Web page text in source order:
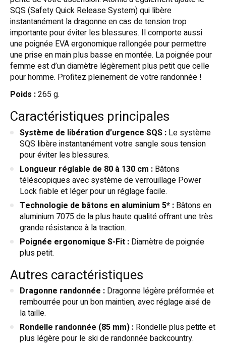
SQS (Safety Quick Release System) qui libère
instantanément la dragonne en cas de tension trop
importante pour éviter les blessures. Il comporte aussi
une poignée EVA ergonomique rallongée pour permettre
une prise en main plus basse en montée. La poignée pour
femme est d’un diamètre légèrement plus petit que celle
pour homme. Profitez pleinement de votre randonnée !
Poids :265 g.
Caractéristiques principales
Système de libération d’urgence SQS : Le système
SQS libère instantanément votre sangle sous tension
pour éviter les blessures.
Longueur réglable de 80 à 130 cm : Bâtons
téléscopiques avec système de verrouillage Power
Lock fiable et léger pour un réglage facile.
Technologie de bâtons en aluminium 5* : Bâtons en
aluminium 7075 de la plus haute qualité offrant une très
grande résistance à la traction.
Poignée ergonomique S-Fit : Diamètre de poignée
plus petit.
Autres caractéristiques
Dragonne randonnée : Dragonne légère préformée et
rembourrée pour un bon maintien, avec réglage aisé de
la taille.
Rondelle randonnée (85 mm) : Rondelle plus petite et
plus légère pour le ski de randonnée backcountry.